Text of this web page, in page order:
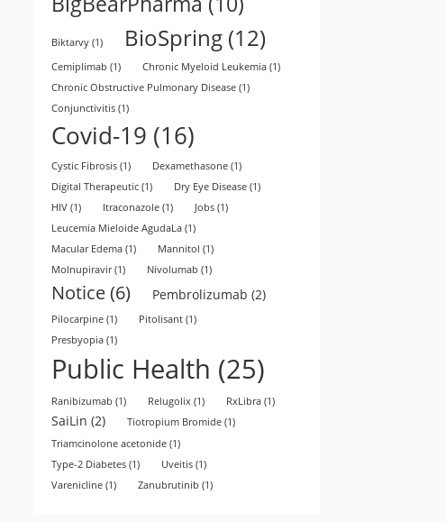
Biktarvy (1) BioSpring (12)
Cemiplimab (1) Chronic Myeloid Leukemia (1)
Chronic Obstructive Pulmonary Disease (1)
Conjunctivitis (1)
Covid-19 (16)
Cystic Fibrosis (1) Dexamethasone (1)
Digital Therapeutic (1) Dry Eye Disease (1)
HIV (1) Itraconazole (1) Jobs (1)
Leucemia Mieloide AgudaLa (1)
Macular Edema (1) Mannitol (1)
Molnupiravir(1) Nivolumab (1)
Notice(6) Pembrolizumab (2)
Pilocarpine (1) Pitolisant (1)
Presbyopia (1)
Public Health (25)
Ranibizumab (1) Relugolix (1) RxLibra (1)
SaiLin (2) Tiotropium Bromide (1)
Triamcinolone acetonide (1)
Type-2 Diabetes (1) Uveitis (1)
Varenicline (1) Zanubrutinib (1)